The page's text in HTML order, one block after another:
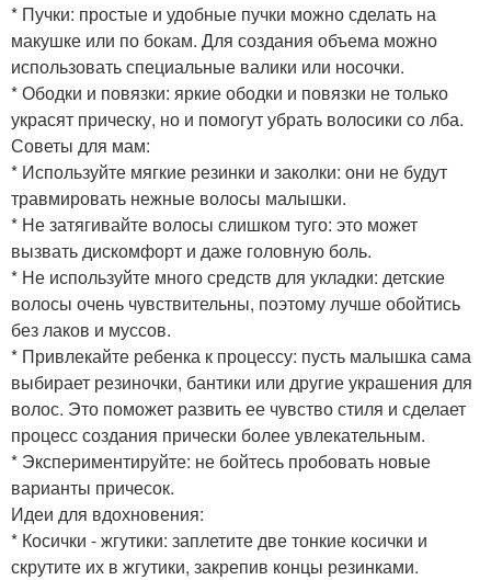
* Пучки: простые и удобные пучки можно сделать на
макушке или по бокам. Для создания объема можно
использовать специальные валики или носочки.
* Ободки и повязки: яркие ободки и повязки не только
украсят прическу, но и помогут убрать волосики со лба.
Советы для мам:
* Используйте мягкие резинки и заколки: они не будут
травмировать нежные волосы малышки.
* Не затягивайте волосы слишком туго: это может
вызвать дискомфорт и даже головную боль.
* Не используйте много средств для укладки: детские
волосы очень чувствительны, поэтому лучше обойтись
без лаков и муссов.
* Привлекайте ребенка к процессу: пусть малышка сама
выбирает резиночки, бантики или другие украшения для
волос. Это поможет развить ее чувство стиля и сделает
процесс создания прически более увлекательным.
* Экспериментируйте: не бойтесь пробовать новые
варианты причесок.
Идеи для вдохновения:
* Косички - жгутики: заплетите две тонкие косички и
скрутите их в жгутики, закрепив концы резинками.